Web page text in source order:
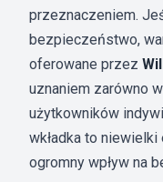
przeznaczeniem.
bezpieczeństwo,
oferowane przez
uznaniem zarówno
użytkowników
wkładka to
ogromny wpływ na